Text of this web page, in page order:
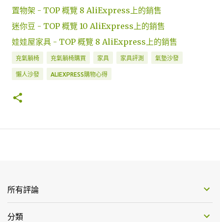
置物架 - TOP 概覽 8 AliExpress上的銷售
迷你豆 - TOP 概覽 10 AliExpress上的銷售
娃娃屋家具 - TOP 概覽 8 AliExpress上的銷售
充氣躺椅 充氣躺椅購買 家具 家具評測 氣墊沙發
懶人沙發 ALIEXPRESS購物心得
所有評論
分類